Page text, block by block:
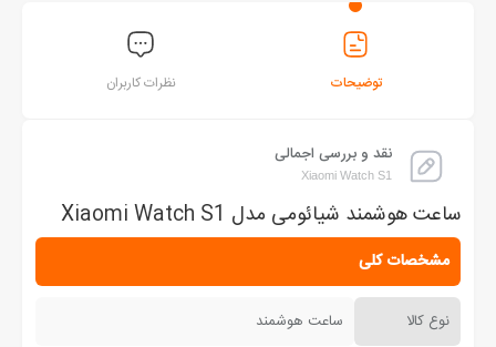
توضیحات نظرات کاربران
نقد و بررسی اجمالی
Xiaomi Watch S1
ساعت هوشمند شیائومی مدل Xiaomi Watch S1
مشخصات کلی
نوع کالا ساعت هوشمند